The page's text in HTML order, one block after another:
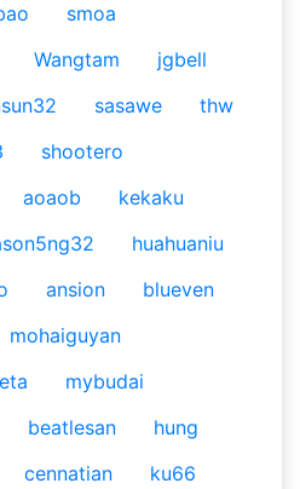
smoa
Wangtam
jgbell
sasawe
thw
shootero
aoaob
kekaku
huahuaniu
ansion
blueven
mohaiguyan
mybudai
beatlesan
hung
cennatian ku66